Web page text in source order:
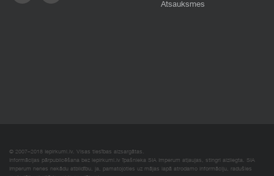
Atsauksmes
© 2007–2018 Iepirkumi.lv. Visas tiesības aizsargātas.
Informācijas pārpublicēšana bez iepirkumi.lv īpašnieka SIA Imperum atļaujas, stingri aizliegta. SIA
Imperum nenes nekādu atbildību, ja, pamatojoties uz mājas lapā atrodamo informāciju, radušies